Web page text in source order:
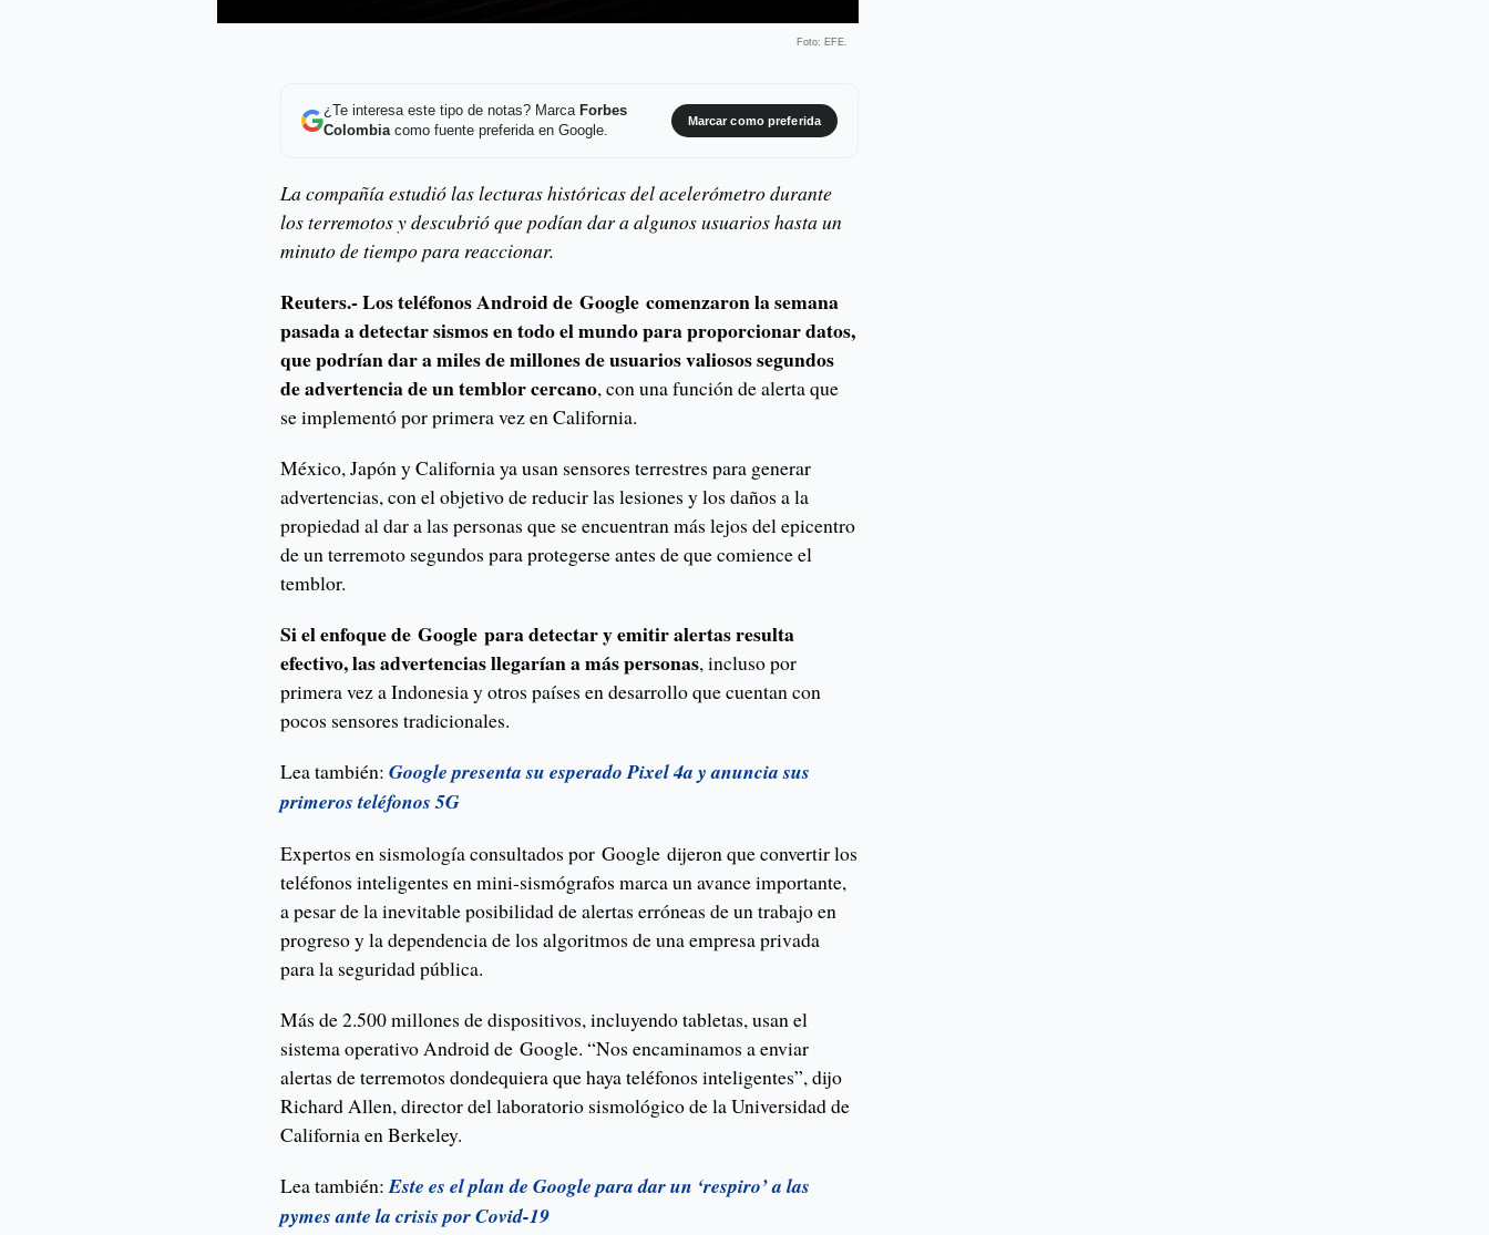
Foto: EFE.
¿Te interesa este tipo de notas? Marca Forbes
Colombiacomo fuente preferida en Google.
Marcar como preferida
La compañía estudió las lecturas históricas del acelerómetro durante
los terremotos y descubrió que podían dar a algunos usuarios hasta un
minuto de tiempo para reaccionar.
Reuters.- Los teléfonos Android de Google comenzaron la semana
pasada a detectar sismos en todo el mundo para proporcionar datos,
que podrían dar a miles de millones de usuarios valiosos segundos
de advertencia de un temblor cercano, con una función de alerta que
se implementó por primera vez en California.
México, Japón y California ya usan sensores terrestres para generar
advertencias, con el objetivo de reducir las lesiones y los daños a la
propiedad al dar a las personas que se encuentran más lejos del epicentro
de un terremoto segundos para protegerse antes de que comience el
temblor.
Si el enfoque de Google para detectar y emitir alertas resulta
efectivo, las advertencias llegarían a más personas, incluso por
primera vez a Indonesia y otros países en desarrollo que cuentan con
pocos sensores tradicionales.
Lea también:Google presenta su esperado Pixel 4a y anuncia sus
primeros teléfonos 5G
Expertos en sismología consultados por Google dijeron que convertir los
teléfonos inteligentes en mini-sismógrafos marca un avance importante,
a pesar de la inevitable posibilidad de alertas erróneas de un trabajo en
progreso y la dependencia de los algoritmos de una empresa privada
para la seguridad pública.
Más de 2.500 millones de dispositivos, incluyendo tabletas, usan el
sistema operativo Android de Google. “Nos encaminamos a enviar
alertas de terremotos dondequiera que haya teléfonos inteligentes”, dijo
Richard Allen, director del laboratorio sismológico de la Universidad de
California en Berkeley.
Lea también:Este es el plan de Google para dar un ‘respiro’ a las
pymes ante la crisis por Covid-19